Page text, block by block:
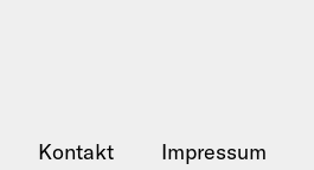
Kontakt Impressum